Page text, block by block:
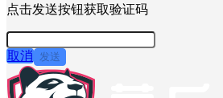
点击发送按钮获取验证码
取消 发送